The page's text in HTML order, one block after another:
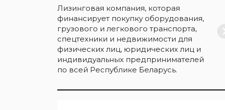
Лизинговая компания, которая
финансирует покупку оборудования,
грузового и легкового транспорта,
спецтехники и недвижимости для
физических лиц, юридических лиц и
индивидуальных предпринимателей
по всей Республике Беларусь.